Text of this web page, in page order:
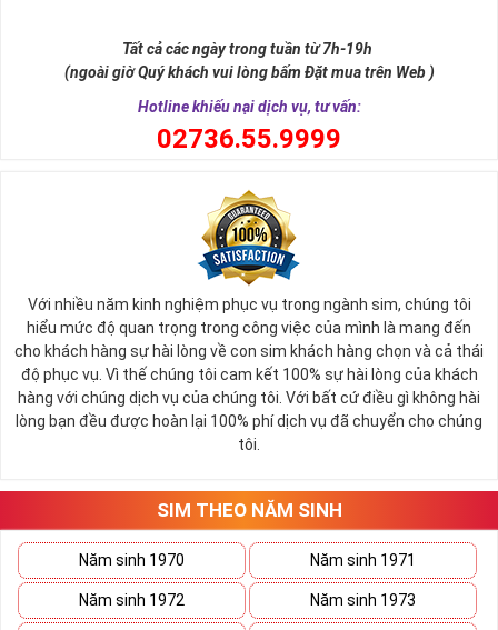
hồng mao. Bởi đây là con số đẹp nhất, quyền quý nhất trong tất cả
các số còn lại nó đại diện cho quyền lực, sức mạnh, sự kiêu hãnh
Sim Lục Quý 9 có ý nghĩa gì?
đạt, người có vị thế khẳng định tên tuổi, uy tín của mình trên
thương trường. Sở hữu sim số đẹp lục quý, sim lục quý 9 nói chung
sẽ giúp bạn xây dựng thương hiệu, tạo ấn tượng với đối tác kinh
doanh biến nó thành vũ khí sắc bén đánh bại mọi đối thủ cạnh
tranh trên bàn đàm phán.
Ý nghĩa Sim Lục Quý 9 được coi biểu trưng cho sức mạnh và quyền
Tất cả các ngày trong tuần từ 7h-19h
(ngoài giờ Quý khách vui lòng bấm Đặt mua trên Web )
Hotline khiếu nại dịch vụ, tư vấn:
02736.55.9999
Với nhiều năm kinh nghiệm phục vụ trong ngành sim, chúng tôi
hiểu mức độ quan trọng trong công việc của mình là mang đến
cho khách hàng sự hài lòng về con sim khách hàng chọn và cả thái
độ phục vụ. Vì thế chúng tôi cam kết 100% sự hài lòng của khách
hàng với chúng dịch vụ của chúng tôi. Với bất cứ điều gì không hài
lòng bạn đều được hoàn lại 100% phí dịch vụ đã chuyển cho chúng
tôi.
SIM THEO NĂM SINH
Năm sinh 1970 Năm sinh 1971
Năm sinh 1972 Năm sinh 1973